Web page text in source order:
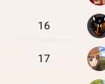
16
17